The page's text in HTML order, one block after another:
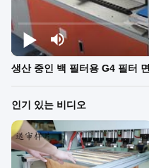
생산 중인 백 필터용 G4 필터 면
인기 있는 비디오